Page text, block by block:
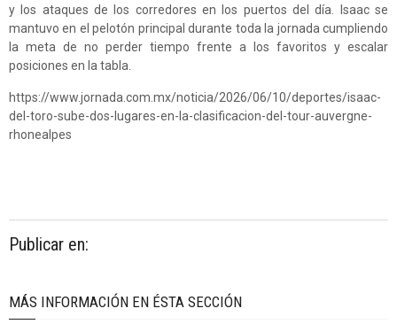
y los ataques de los corredores en los puertos del día. Isaac se
mantuvo en el pelotón principal durante toda la jornada cumpliendo
la meta de no perder tiempo frente a los favoritos y escalar
posiciones en la tabla.
https://www.jornada.com.mx/noticia/2026/06/10/deportes/isaac-
del-toro-sube-dos-lugares-en-la-clasificacion-del-tour-auvergne-
rhonealpes
Publicar en:
MÁS INFORMACIÓN EN ÉSTA SECCIÓN